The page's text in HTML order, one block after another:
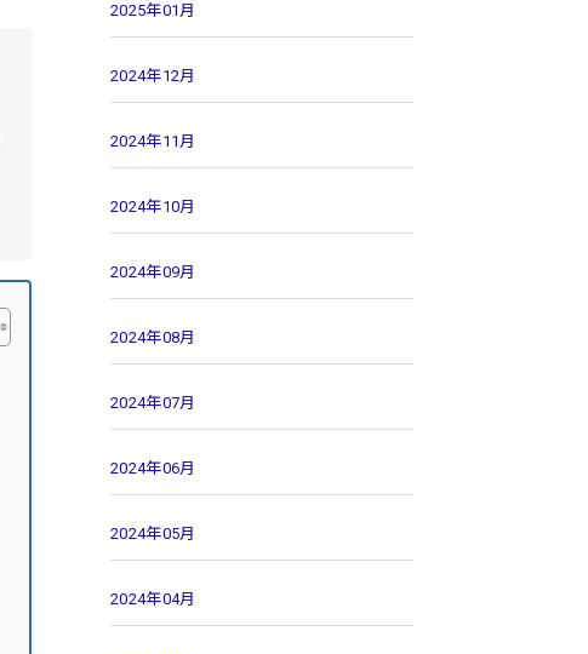
2025年01月
2024年12月
2024年11月
2024年10月
2024年09月
2024年08月
2024年07月
2024年06月
2024年05月
2024年04月